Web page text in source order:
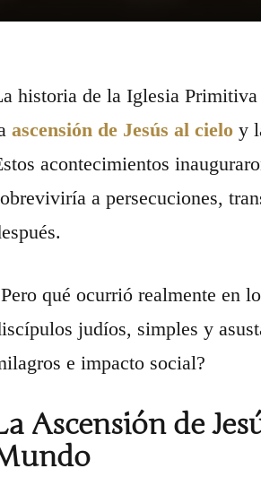
historia de la Iglesia Primitiva
ascensión de Jesús al cielo y
acontecimientos
a persecuciones,
qué ocurrió realmente en
judíos, simples y
e impacto social?
Ascensión de